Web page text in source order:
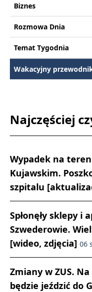
Biznes
Rozmowa Dnia
Temat Tygodnia
Wakacyjny
Najczęściej
Wypadek na
Kujawskim.
szpitalu
Spłonęły sklepy i
Szwederowie.
[wideo, zdjęcia] 06
Zmiany w ZUS.
będzie jeździć do